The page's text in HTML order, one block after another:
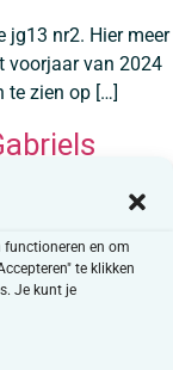
functioneren en om
te klikken
Je kunt je
jg13 nr2. Hier meer
voorjaar van 2024
te zien op […]
maandag 15
uur. En op